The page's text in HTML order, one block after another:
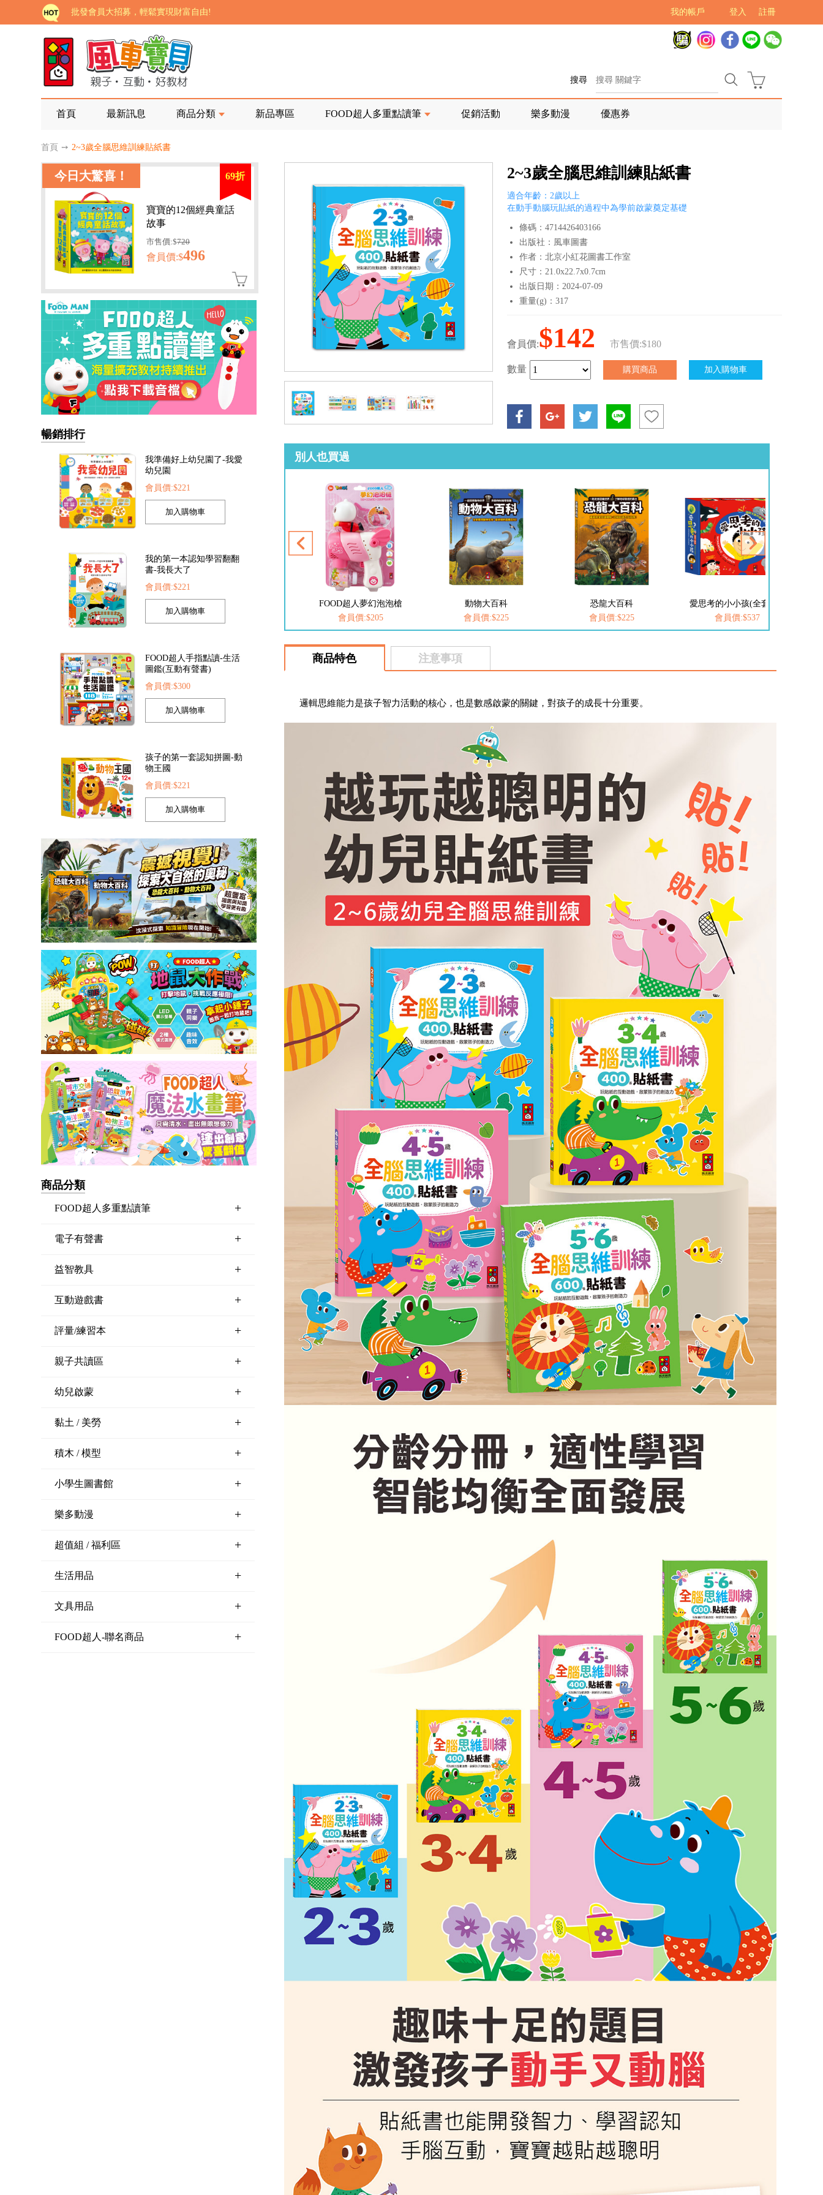
註冊
登入
我的帳戶
批發會員大招募，輕鬆實現財富自由!
如需更改或重開發票 需在訂單成立三天內通知客服 寄回發票需附上回郵郵票
老師您好!!幼教會員火熱招募中~
海外購物免煩惱！點我查看『海外購物流程說明』
家長樂了!「風車書版集團暨FOOD超人企業總部」目前正興建中!
老師您好!!幼教會員火熱招募中~
海外購物免煩惱！點我查看『海外購物流程說明』
搜尋
首頁 最新訊息 商品分類 新品專區 FOOD超人多重點讀筆 促銷活動 樂多動漫 優惠券
首頁 ➙ 2~3歲全腦思維訓練貼紙書
今日大驚喜！ 69折
寶寶的12個經典童話
故事
市售價:$720
會員價:$496
暢銷排行
我準備好上幼兒園了-我愛
幼兒園
會員價:$221
我的第一本認知學習翻翻
書-我長大了
會員價:$221
FOOD超人手指點讀-生活
圖鑑(互動有聲書)
會員價:$300
孩子的第一套認知拼圖-動
物王國
會員價:$221
商品分類
FOOD超人多重點讀筆 +
電子有聲書 +
益智教具 +
互動遊戲書 +
評量/練習本 +
親子共讀區 +
幼兒啟蒙 +
黏土 / 美勞 +
積木 / 模型 +
小學生圖書館 +
樂多動漫 +
超值組 / 福利區 +
生活用品 +
文具用品 +
FOOD超人-聯名商品 +
2~3歲全腦思維訓練貼紙書
適合年齡：2歲以上
在動手動腦玩貼紙的過程中為學前啟蒙奠定基礎
條碼：4714426403166
出版社：風車圖書
作者：北京小紅花圖書工作室
尺寸：21.0x22.7x0.7cm
出版日期：2024-07-09
重量(g)：317
會員價:$142 市售價:$180
數量
別人也買過
FOOD超人探索點讀筆
會員價:$1422
FOOD超人夢幻泡泡槍
會員價:$205
動物大百科
會員價:$225
恐龍大百科
會員價:$225
愛思考的小小孩(全套8冊)
會員價:$537
商品特色 注意事項
邏輯思維能力是孩子智力活動的核心，也是數感啟蒙的關鍵，對孩子的成長十分重要。